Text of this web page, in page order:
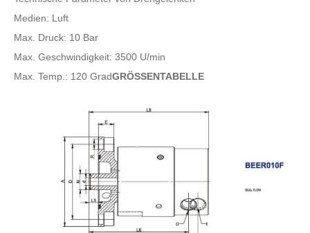
Medien: Luft
Max. Druck: 10 Bar
Max. Geschwindigkeit: 3500 U/min
Max. Temp.: 120 GradGRÖSSENTABELLE